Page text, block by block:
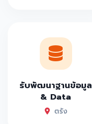
รับพัฒนาฐานข้อมูล
& Data
ตรัง